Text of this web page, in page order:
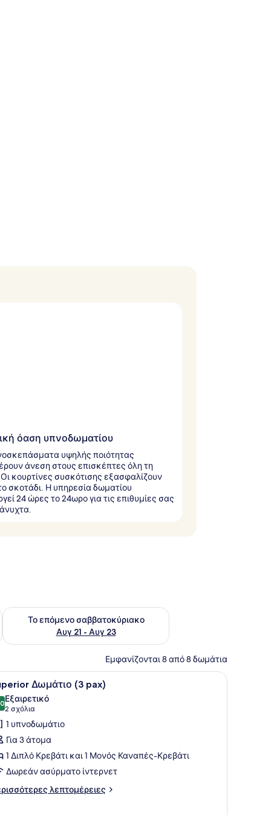
όαση υπνοδωματίου
υψηλής ποιότητας
άνεση στους επισκέπτες όλη τη
κουρτίνες συσκότισης εξασφαλίζουν
σκοτάδι. Η υπηρεσία δωματίου
24 ώρες το 24ωρο για τις επιθυμίες σας
Αυγ 14 - Αυγ 16
Το επόμενο σαββατοκύριακο
Αυγ 21 - Αυγ 23
Έλεγχος διαθεσιμότητας για το επόμενο
Εμφανίζονται 8 από 8 δωμάτια
υψηλής ποιότητας, χρηματοκιβώτιο στο δωμάτιο, γραφείο
Ένα δωμάτιο ξενοδοχείου με ένα
6 Δωμάτιο (3 pax)
στα 10
Εξαιρετικό
2 σχόλια
(2
σχόλια)
1 υπνοδωμάτιο
Για 3 άτομα
1 Διπλό Κρεβάτι και 1 Μονός Καναπές-Κρεβάτι
Δωρεάν ασύρματο ίντερνετ
λεπτομέρειες